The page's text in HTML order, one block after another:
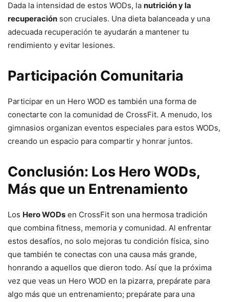
Dada la intensidad de estos WODs, la nutrición y la
recuperación son cruciales. Una dieta balanceada y una
adecuada recuperación te ayudarán a mantener tu
rendimiento y evitar lesiones.
Participación Comunitaria
Participar en un Hero WOD es también una forma de
conectarte con la comunidad de CrossFit. A menudo, los
gimnasios organizan eventos especiales para estos WODs,
creando un espacio para compartir y honrar juntos.
Conclusión: Los Hero WODs,
Más que un Entrenamiento
Los Hero WODs en CrossFit son una hermosa tradición
que combina fitness, memoria y comunidad. Al enfrentar
estos desafíos, no solo mejoras tu condición física, sino
que también te conectas con una causa más grande,
honrando a aquellos que dieron todo. Así que la próxima
vez que veas un Hero WOD en la pizarra, prepárate para
algo más que un entrenamiento; prepárate para una